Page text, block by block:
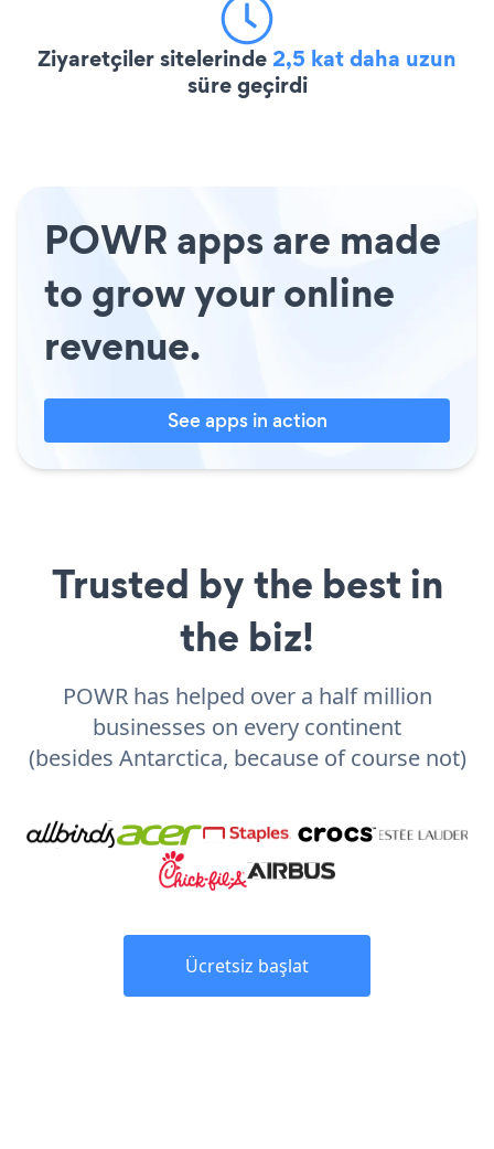
Ziyaretçiler sitelerinde2,5 kat daha uzun
süre geçirdi
POWR apps are made
to grow your online
revenue.
See apps in action
Trusted by the best in
the biz!
POWR has helped over a half million
businesses on every continent
(besides Antarctica, because of course not)
Ücretsiz başlat